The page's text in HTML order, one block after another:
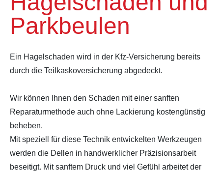
Parkbeulen
Ein Hagelschaden wird in der Kfz-Versicherung bereits
durch die Teilkaskoversicherung abgedeckt.
Wir können Ihnen den Schaden mit einer sanften
Reparaturmethode auch ohne Lackierung kostengünstig
beheben.
Mit speziell für diese Technik entwickelten Werkzeugen
werden die Dellen in handwerklicher Präzisionsarbeit
beseitigt. Mit sanftem Druck und viel Gefühl arbeitet der